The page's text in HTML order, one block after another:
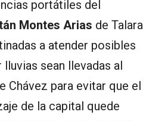
portátiles del
Montes Arias de Talara
a atender posibles
sean llevadas al
Chávez para evitar que el
de la capital quede